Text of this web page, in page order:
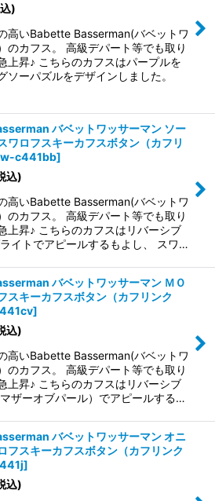
)
高いBabette Basserman(バベットワ
のカフス。 高級デパート等でも取り
上昇♪ こちらのカフスはパープルを
ソーパズルをデザインしました。
バベットワッサーマン ソー
ワロフスキーカフスボタン（カフリ
c441bb]
込)
高いBabette Basserman(バベットワ
のカフス。 高級デパート等でも取り
上昇♪ こちらのカフスはリバーシブ
イトでアピールするもよし、 スワ…
バベットワッサーマン ＭＯ
スキーカフスボタン（カフリンク
]
込)
高いBabette Basserman(バベットワ
のカフス。 高級デパート等でも取り
上昇♪ こちらのカフスはリバーシブ
ザーオブパール）でアピールする…
バベットワッサーマン オニ
フスキーカフスボタン（カフリンク
]
込)